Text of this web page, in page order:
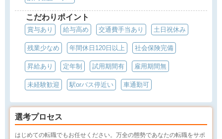
こだわりポイント
賞与あり 給与高め 交通費手当あり 土日祝休み
残業少なめ 年間休日120日以上 社会保険完備
昇給あり 定年制 試用期間有 雇用期間無
未経験歓迎 駅orバス停近い 車通勤可
選考プロセス
はじめての転職でもお任せください。万全の態勢であなたの転職をサポ